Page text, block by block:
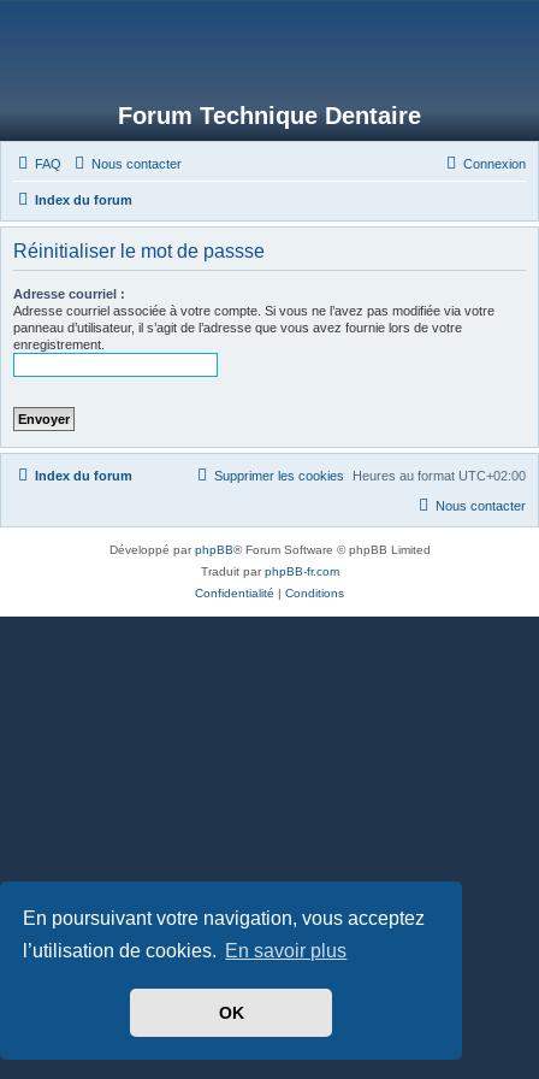
En poursuivant votre navigation, vous acceptez
l’utilisation de cookies. En savoir plus
OK
Forum Technique Dentaire
FAQ Nous contacter Connexion
Index du forum
Réinitialiser le mot de passse
Adresse courriel :
Adresse courriel associée à votre compte. Si vous ne l’avez pas modifiée via votre
panneau d’utilisateur, il s’agit de l’adresse que vous avez fournie lors de votre
enregistrement.
Index du forum Heures au format UTC+02:00
Supprimer les cookies
Nous contacter
Développé parphpBB® Forum Software © phpBB Limited
Traduit parphpBB-fr.com
Confidentialité | Conditions